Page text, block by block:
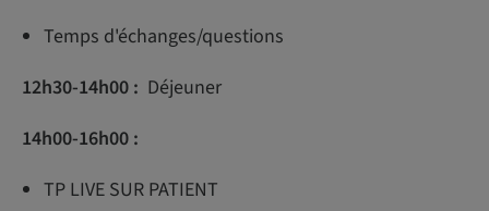
Temps d'échanges/questions
12h30-14h00 : Déjeuner
14h00-16h00 :
TP LIVE SUR PATIENT